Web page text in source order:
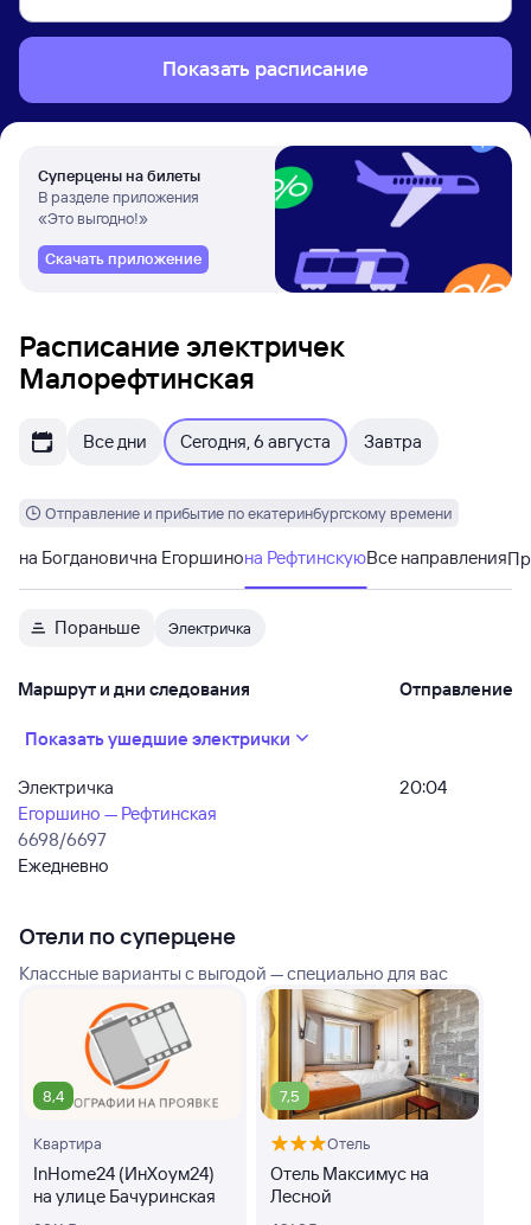
Показать расписание
Суперцены на билеты
В разделе приложения
«Это выгодно!»
Скачать приложение
Расписание электричек
Малорефтинская
Все дни Сегодня, 6 августа Завтра
Отправление и прибытие по екатеринбургскому времени
на Богдановична Егоршинона РефтинскуюВсе направления
Пораньше Электричка
Маршрут и дни следования Отправление
Показать ушедшие электрички
Электричка
Егоршино — Рефтинская
6698/6697
Ежедневно
20:04
Отели по суперцене
Классные варианты с выгодой — специально для вас
8,4
Квартира
InHome24 (ИнХоум24)
на улице Бачуринская
7,5
Отель
Отель Максимус на
Лесной